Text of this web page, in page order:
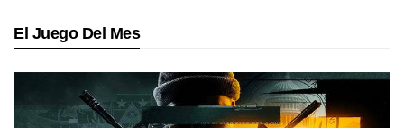
El Juego Del Mes